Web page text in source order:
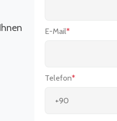
E-Mail*
Telefon*